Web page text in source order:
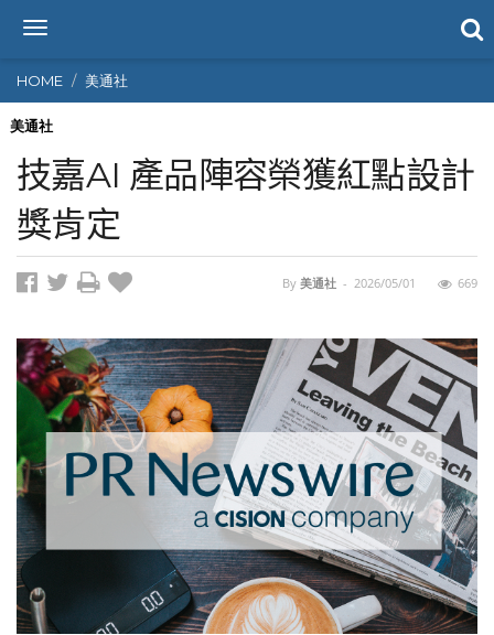
T
g
g
l
n
a
v
i
g
o
n
HOME 美通社
美通社
技嘉AI 產品陣容榮獲紅點設計
獎肯定
By 美通社 - 2026/05/01 669